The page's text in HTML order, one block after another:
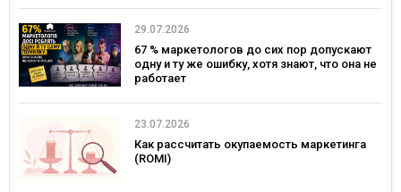
29.07.2026
67 % маркетологов до сих пор допускают
одну и ту же ошибку, хотя знают, что она не
работает
23.07.2026
Как рассчитать окупаемость маркетинга
(ROMI)